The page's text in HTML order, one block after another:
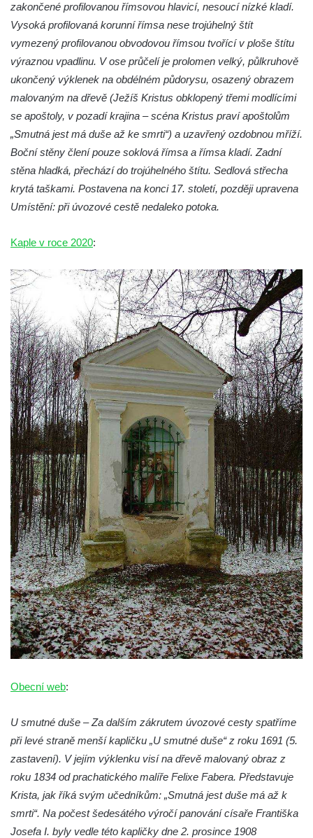
Kaple mezi Dolním Třebonínem a Horním
Třebonínem
Kaple v severní části Dolního Třebonína
Márnice na hřbitově v Rybniště
Kaple u kostela svatého Jiljí v Lužci nad
Vltavou
Kostel svatého Jiljí v Lužci nad Vltavou
Kaple Božího těla na hřbitově v Hostíně u
Vojkovic
Kostel Nanebevzetí Panny Marie v Hostíně
u Vojkovic
Vltavou
Márnice na hřbitově v Lužci nad Vltavou
Márnice na hřbitově v Hrobčicích
Kostel svatého Havla na hřbitově v
Hrobčicích
Kaple svatého Vavřince v Mirošovicích
Márnice na hřbitově v Račicích
Márnice na hřbitově v Dobříni
Kaple v Bezděkově
Kaple Nejsvětější Trojice v centru Liběšic
Výklenková kaple na rozcestí na jižním
okraji Liběšic
Kostel svaté Kateřiny v Chouči
Kaple svatého Blažeje východně od Lužice
Kostel svatého Augustina v Lužici
Márnice na hřbitově v Lužici
Kostel svatého Martina v Kozlech
Márnice na hřbitově v Kozlech
Vesnický kostel v Reinhardtsdorfu
Kaple Nanebevstoupení Panny Marie ve
Svitavě
Výklenková kaple Piety ve Svojkově
Kostel Nejsvětější Trojice ve Velenicích
Kostel svatého Vavřince v Okounově
zakončené profilovanou římsovou hlavicí, nesoucí nízké kladí.
Vysoká profilovaná korunní římsa nese trojúhelný štít
vymezený profilovanou obvodovou římsou tvořící v ploše štítu
výraznou vpadlinu. V ose průčelí je prolomen velký, půlkruhově
ukončený výklenek na obdélném půdorysu, osazený obrazem
malovaným na dřevě (Ježíš Kristus obklopený třemi modlícími
se apoštoly, v pozadí krajina – scéna Kristus praví apoštolům
„Smutná jest má duše až ke smrti“) a uzavřený ozdobnou mříží.
Boční stěny člení pouze soklová římsa a římsa kladí. Zadní
stěna hladká, přechází do trojúhelného štítu. Sedlová střecha
krytá taškami. Postavena na konci 17. století, později upravena
Umístění: při úvozové cestě nedaleko potoka.
Kaple v roce 2020:
Obecní web:
U smutné duše – Za dalším zákrutem úvozové cesty spatříme
při levé straně menší kapličku „U smutné duše“ z roku 1691 (5.
zastavení). V jejím výklenku visí na dřevě malovaný obraz z
roku 1834 od prachatického malíře Felixe Fabera. Představuje
Krista, jak říká svým učedníkům: „Smutná jest duše má až k
smrti“. Na počest šedesátého výročí panování císaře Františka
Josefa I. byly vedle této kapličky dne 2. prosince 1908